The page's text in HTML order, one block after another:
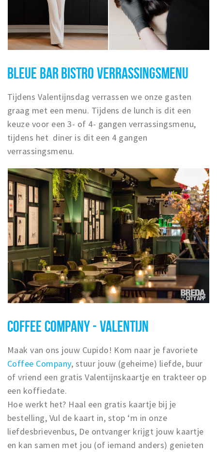
BLEUE BAR BISTRO VERRASSINGSMENU
Tijdens Valentijnsdag verrassen we onze gasten
graag met een menu. Tijdens de lunch is dit een
keuze voor een 3- of 4- gangen verrassingsmenu,
tijdens het diner is dit een 4 gangen
verrassingsmenu.
COFFEE COMPANY - VALENTIJN
Maak van ons jouw Cupido! Kom naar je favoriete
Coffee Company, stuur jouw (geheime) liefde, buur
of vriend een gratis Valentijnskaartje en trakteer op
een koffiedate.
Hoe werkt het? Haal een gratis kaartje bij je
bestelling, Vul de kaart in, stop ‘m in onze
liefdesbrievenbus, De ontvanger krijgt jouw kaartje
en kan samen met jou (of iemand anders) genieten